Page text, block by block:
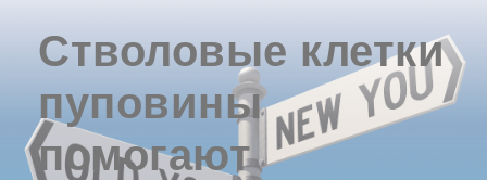
Стволовые клетки
пуповины
помогают